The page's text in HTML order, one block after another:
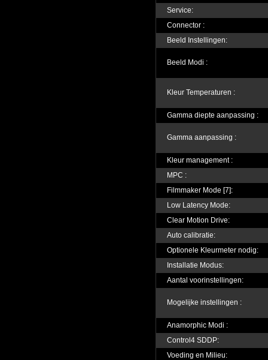
Service:
Connector :
Beeld Instellingen:
Beeld Modi :
Kleur Temperaturen :
Gamma diepte aanpassing :
Gamma aanpassing :
Kleur management :
MPC :
Filmmaker Mode [7]:
Low Latency Mode:
Clear Motion Drive:
Auto calibratie:
Optionele Kleurmeter nodig:
Installatie Modus:
Aantal voorinstellingen:
Mogelijke instellingen :
Anamorphic Modi :
Control4 SDDP:
Voeding en Milieu: